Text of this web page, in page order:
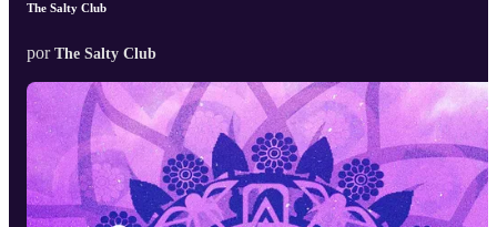
The Salty Club
por The Salty Club